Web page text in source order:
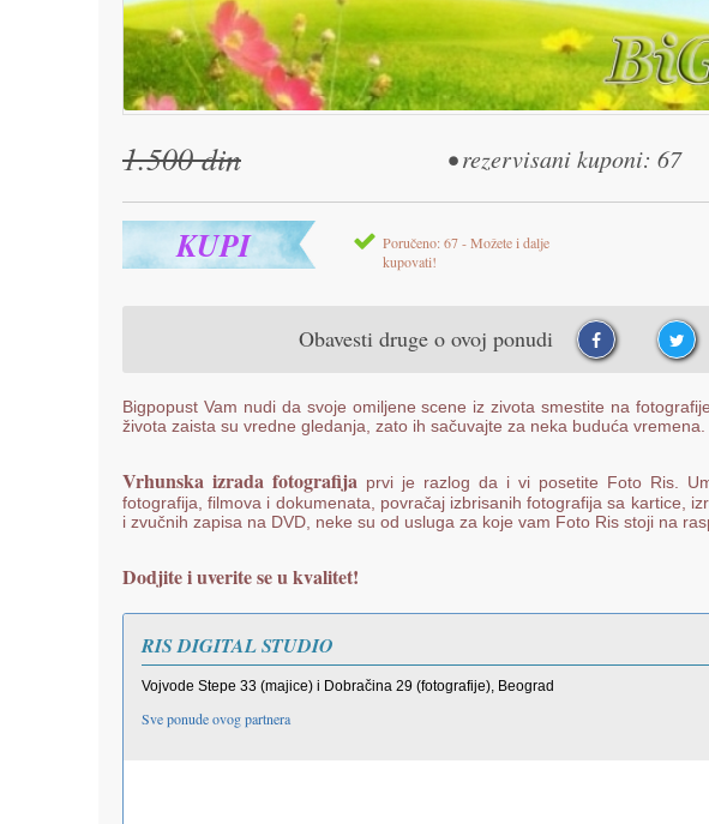
1.500 din • rezervisani kuponi: 67
KUPI
Poručeno: 67 - Možete i dalje
kupovati!
Obavesti druge o ovoj ponudi
Bigpopust Vam nudi da svoje omiljene scene iz zivota smestite na
života zaista su vredne gledanja, zato ih sačuvajte za neka buduća vremena.
Vrhunska izrada fotografija prvi je razlog da i vi posetite Foto Ris.
fotografija, filmova i dokumenata, povračaj izbrisanih fotografija sa kartice,
i zvučnih zapisa na DVD, neke su od usluga za koje vam Foto Ris stoji na
Dodjite i uverite se u kvalitet!
RIS DIGITAL STUDIO
Vojvode Stepe 33 (majice) i Dobračina 29 (fotografije), Beograd
Sve ponude ovog partnera